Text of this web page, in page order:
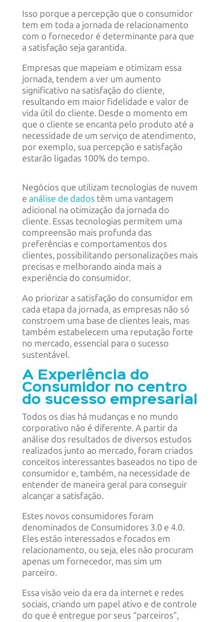
Isso porque a percepção que o consumidor
tem em toda a jornada de relacionamento
com o fornecedor é determinante para que
a satisfação seja garantida.
Empresas que mapeiam e otimizam essa
jornada, tendem a ver um aumento
significativo na satisfação do cliente,
resultando em maior fidelidade e valor de
vida útil do cliente. Desde o momento em
que o cliente se encanta pelo produto até a
necessidade de um serviço de atendimento,
por exemplo, sua percepção e satisfação
estarão ligadas 100% do tempo.
Negócios que utilizam tecnologias de nuvem
e análise de dados têm uma vantagem
adicional na otimização da jornada do
cliente. Essas tecnologias permitem uma
compreensão mais profunda das
preferências e comportamentos dos
clientes, possibilitando personalizações mais
precisas e melhorando ainda mais a
experiência do consumidor.
Ao priorizar a satisfação do consumidor em
cada etapa da jornada, as empresas não só
constroem uma base de clientes leais, mas
também estabelecem uma reputação forte
no mercado, essencial para o sucesso
sustentável.
A Experiência do
Consumidor no centro
do sucesso empresarial
Todos os dias há mudanças e no mundo
corporativo não é diferente. A partir da
análise dos resultados de diversos estudos
realizados junto ao mercado, foram criados
conceitos interessantes baseados no tipo de
consumidor e, também, na necessidade de
entender de maneira geral para conseguir
alcançar a satisfação.
Estes novos consumidores foram
denominados de Consumidores 3.0 e 4.0.
Eles estão interessados e focados em
relacionamento, ou seja, eles não procuram
apenas um fornecedor, mas sim um
parceiro.
Essa visão veio da era da internet e redes
sociais, criando um papel ativo e de controle
do que é entregue por seus “parceiros”,